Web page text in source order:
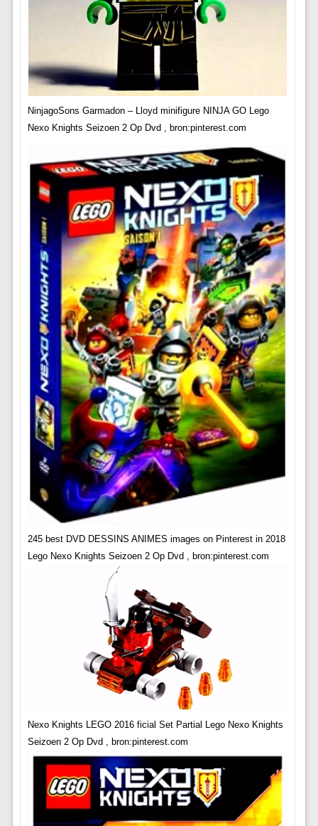
NinjagoSons Garmadon – Lloyd minifigure NINJA GO Lego
Nexo Knights Seizoen 2 Op Dvd , bron:pinterest.com
245 best DVD DESSINS ANIMES images on Pinterest in 2018
Lego Nexo Knights Seizoen 2 Op Dvd , bron:pinterest.com
Nexo Knights LEGO 2016 ficial Set Partial Lego Nexo Knights
Seizoen 2 Op Dvd , bron:pinterest.com